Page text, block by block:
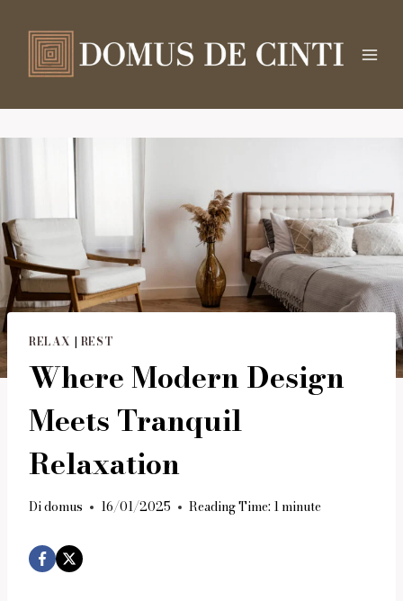
contenuto
RELAX | REST
Where Modern Design
Meets Tranquil
Relaxation
Didomus 16/01/2025 Reading Time: 1 minute